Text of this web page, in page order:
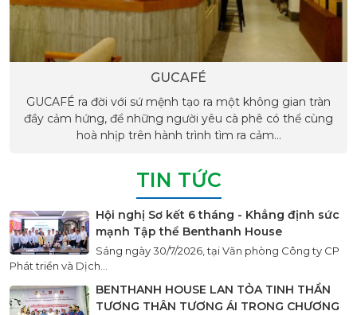
GUCAFÉ
GUCAFÉ ra đời với sứ mệnh tạo ra một không gian tràn
đầy cảm hứng, để những người yêu cà phê có thể cùng
hoà nhịp trên hành trình tìm ra cảm...
TIN TỨC
Hội nghị Sơ kết 6 tháng - Khẳng định sức
mạnh Tập thể Benthanh House
Sáng ngày 30/7/2026, tại Văn phòng Công ty CP
Phát triển và Dịch...
BENTHANH HOUSE LAN TỎA TINH THẦN
TƯƠNG THÂN TƯƠNG ÁI TRONG CHƯƠNG